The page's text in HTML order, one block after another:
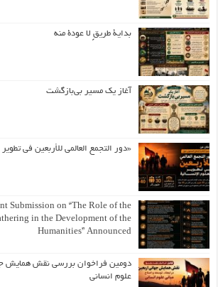
بداية طريقٍ لا عودة منه
آغاز یک مسیر بی‌بازگشت
«دور التجمع العالمي للأربعين في تطوير
Submission on “The Role of the
in the Development of the
Humanities” Announced
دومین فراخوان بررسی نقش همایش
علوم انسانی